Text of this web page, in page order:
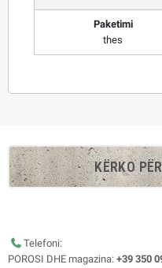
Paketimi
thes
KËRKO
Telefoni:
POROSI DHE magazina: +39 350